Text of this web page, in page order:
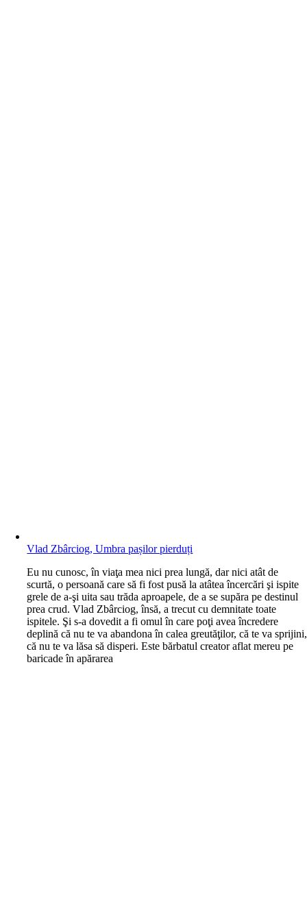
Vlad Zbârciog, Umbra pașilor pierduți
Eu nu cunosc, în viaţa mea nici prea lungă, dar nici atât de
scurtă, o persoană care să fi fost pusă la atâtea încercări şi ispite
grele de a-şi uita sau trăda aproapele, de a se supăra pe destinul
prea crud. Vlad Zbârciog, însă, a trecut cu demnitate toate
ispitele. Şi s-a dovedit a fi omul în care poţi avea încredere
deplină că nu te va abandona în calea greutăţilor, că te va sprijini,
că nu te va lăsa să disperi. Este bărbatul creator aflat mereu pe
baricade în apărarea